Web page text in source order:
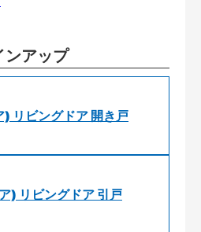
ンアップ
リビングドア 開き戸
) リビングドア 引戸